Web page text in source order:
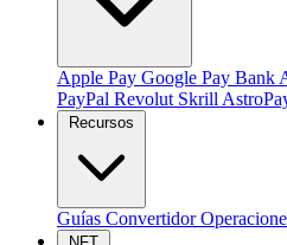
Apple Pay Google Pay Bank
PayPal Revolut Skrill
Recursos
Guías Convertidor